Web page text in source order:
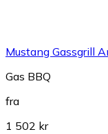
Mustang Gassgrill
Gas BBQ
fra
1 502 kr